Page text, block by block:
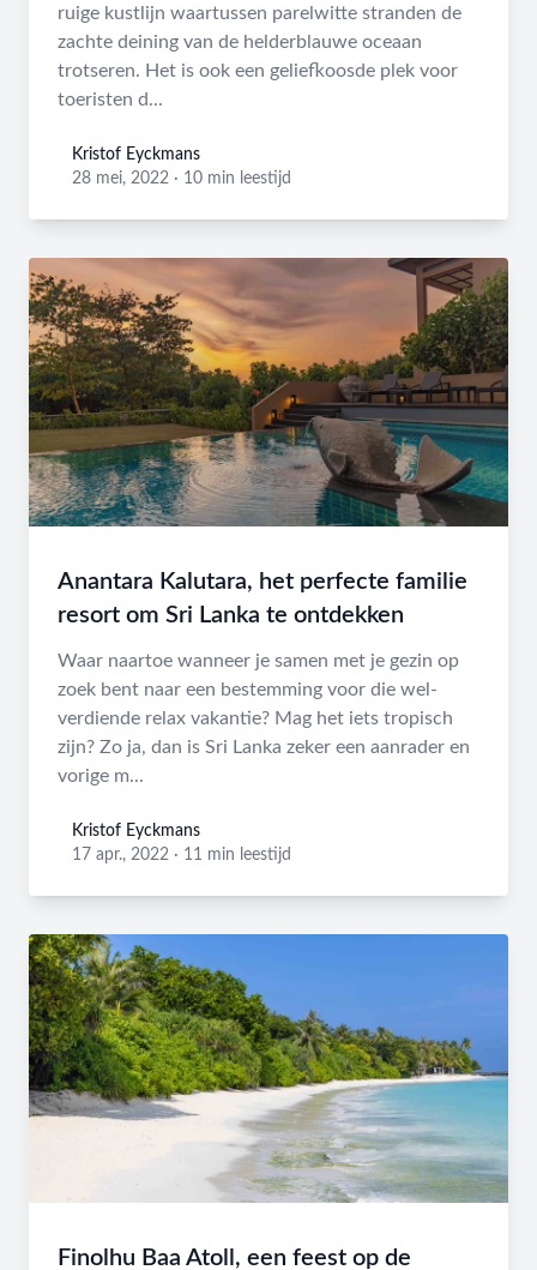
ruige kustlijn waartussen parelwitte stranden de
zachte deining van de helderblauwe oceaan
trotseren. Het is ook een geliefkoosde plek voor
toeristen d...
Kristof Eyckmans
Kristof Eyckmans
28 mei, 2022 · 10 min leestijd
Anantara Kalutara, het perfecte familie
resort om Sri Lanka te ontdekken
Waar naartoe wanneer je samen met je gezin op
zoek bent naar een bestemming voor die wel-
verdiende relax vakantie? Mag het iets tropisch
zijn? Zo ja, dan is Sri Lanka zeker een aanrader en
vorige m...
Kristof Eyckmans
Kristof Eyckmans
17 apr., 2022 · 11 min leestijd
Finolhu Baa Atoll, een feest op de